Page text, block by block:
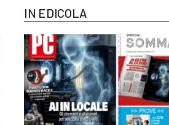
IN EDICOLA